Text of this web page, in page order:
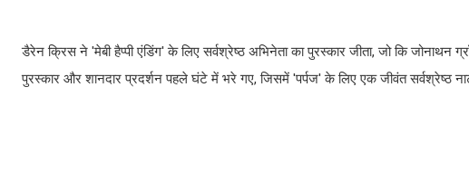
डैरेन क्रिस ने 'मेबी हैप्पी एंडिंग' के लिए सर्वश्रेष्ठ अभिनेता का पुरस्कार जीता, जो कि
पुरस्कार और शानदार प्रदर्शन पहले घंटे में भरे गए, जिसमें 'पर्पज' के लिए एक जीवंत सर्वश्रेष्ठ